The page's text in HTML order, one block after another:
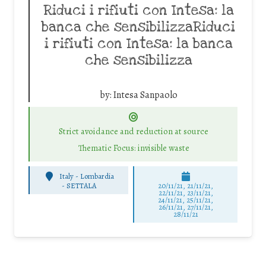
Riduci i rifiuti con Intesa: la
banca che sensibilizzaRiduci
i rifiuti con Intesa: la banca
che sensibilizza
by:Intesa Sanpaolo
Strict avoidance and reduction at source
Thematic Focus: invisible waste
Italy - Lombardia
- SETTALA 20/11/21, 21/11/21,
22/11/21, 23/11/21,
24/11/21, 25/11/21,
26/11/21, 27/11/21,
28/11/21